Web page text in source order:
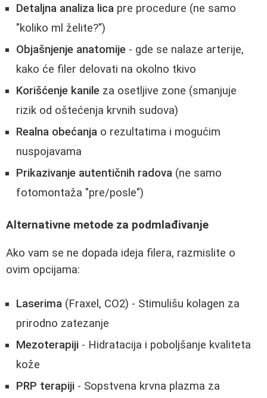
Detaljna analiza lica pre procedure (ne samo
"koliko ml želite?")
Objašnjenje anatomije - gde se nalaze arterije,
kako će filer delovati na okolno tkivo
Korišćenje kanile za osetljive zone (smanjuje
rizik od oštećenja krvnih sudova)
Realna obećanja o rezultatima i mogućim
nuspojavama
Prikazivanje autentičnih radova (ne samo
fotomontaža "pre/posle")
Alternativne metode za podmlađivanje
Ako vam se ne dopada ideja filera, razmislite o
ovim opcijama:
Laserima (Fraxel, CO2) - Stimulišu kolagen za
prirodno zatezanje
Mezoterapiji - Hidratacija i poboljšanje kvaliteta
kože
PRP terapiji - Sopstvena krvna plazma za